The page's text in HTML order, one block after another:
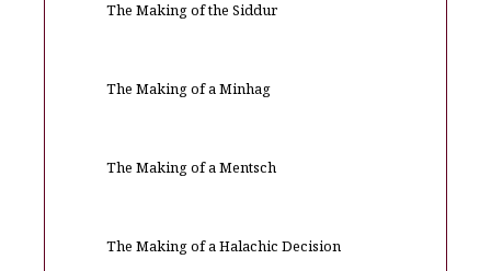
The Making of the Siddur
The Making of a Minhag
The Making of a Mentsch
The Making of a Halachic Decision